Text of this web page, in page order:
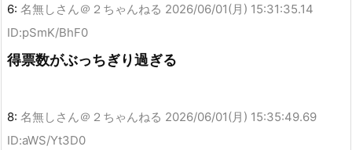
6: 名無しさん＠２ちゃんねる 2026/06/01(月) 15:31:35.14
ID:pSmK/BhF0
得票数がぶっちぎり過ぎる
8: 名無しさん＠２ちゃんねる 2026/06/01(月) 15:35:49.69
ID:aWS/Yt3D0